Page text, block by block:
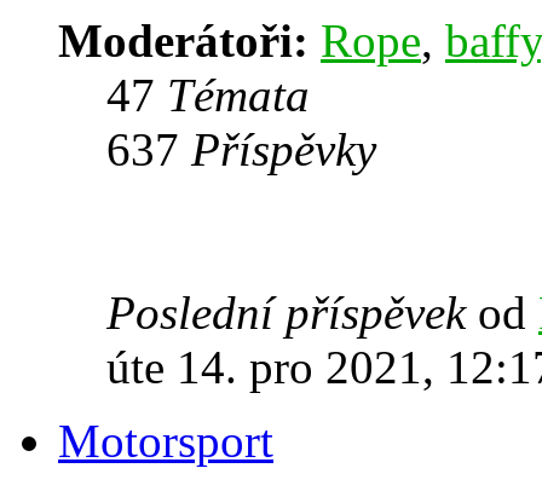
Moderátoři: Rope, baffy
47 Témata
637 Příspěvky
Poslední příspěvekod
úte 14. pro 2021,
Motorsport